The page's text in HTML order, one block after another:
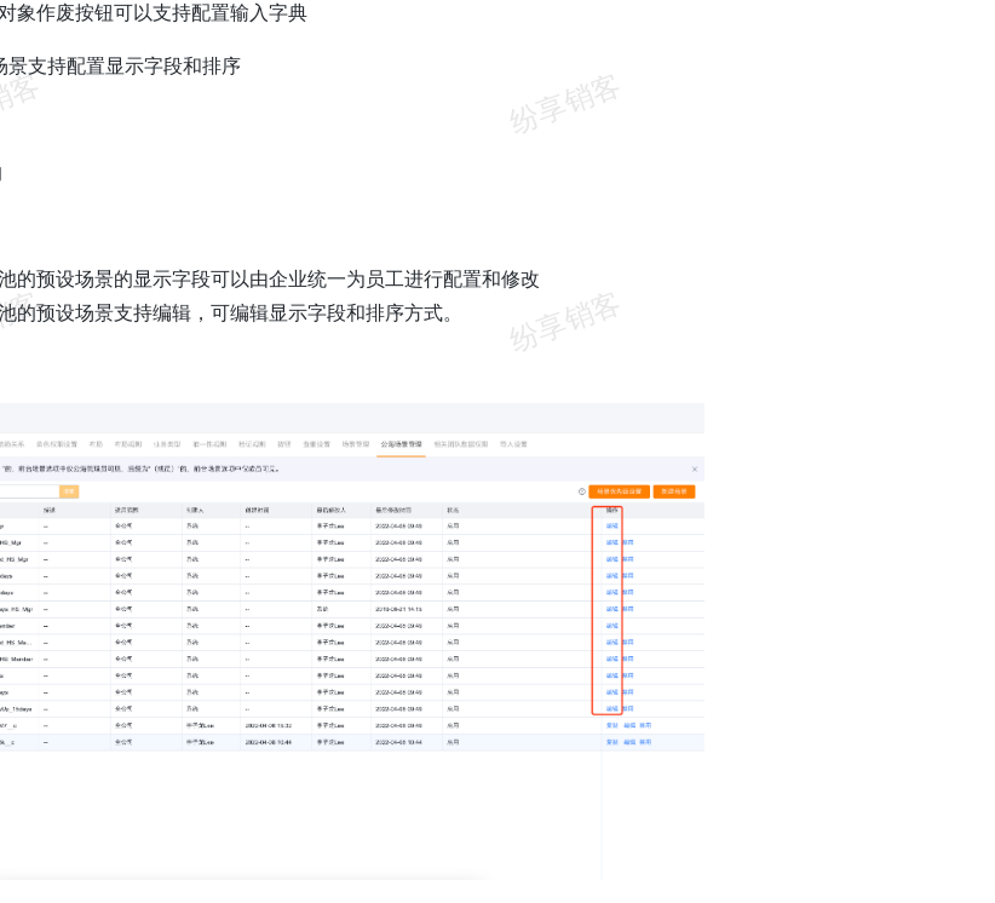
象作废按钮可以支持配置输入字典
景支持配置显示字段和排序
的预设场景的显示字段可以由企业统一为员工进行配置和修改
的预设场景支持编辑，可编辑显示字段和排序方式。